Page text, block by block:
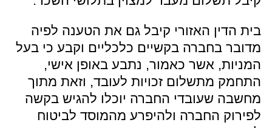
בית הדין האזורי קיבל גם את הטענה לפיה
מדובר בחברה בקשיים כלכליים וקבע כי בעל
המניות, אשר כאמור, נתבע באופן אישי,
התחמק מתשלום זכויות לעובד, וזאת מתוך
מחשבה שעובדי החברה יוכלו להגיש בקשה
לפירוק החברה ולהיפרע מהמוסד לביטוח